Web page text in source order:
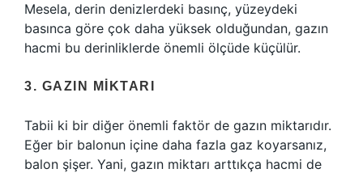
Mesela, derin denizlerdeki basınç, yüzeydeki
basınca göre çok daha yüksek olduğundan, gazın
hacmi bu derinliklerde önemli ölçüde küçülür.
3. GAZIN MIKTARI
Tabii ki bir diğer önemli faktör de gazın miktarıdır.
Eğer bir balonun içine daha fazla gaz koyarsanız,
balon şişer. Yani, gazın miktarı arttıkça hacmi de